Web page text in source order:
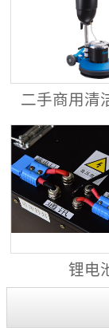
二手商用清
锂电